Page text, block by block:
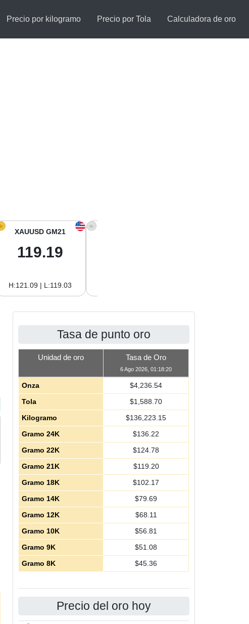
Precio por kilogramo Precio por Tola Calculadora de oro
XAUUSD GM21
119.19
H:121.09 | L:119.03
Tasa de punto oro
Unidad de oro Tasa de Oro
6 Ago 2026, 01:18:20
Onza $4,236.54
Tola
$1,588.70
Kilogramo
$136,223.15
Gramo 24K
$136.22
Gramo 22K
$124.78
Gramo 21K
$119.20
Gramo 18K
$102.17
Gramo 14K
$79.69
Gramo 12K
$68.11
Gramo 10K
$56.81
Gramo 9K
$51.08
Gramo 8K
$45.36
Precio del oro hoy